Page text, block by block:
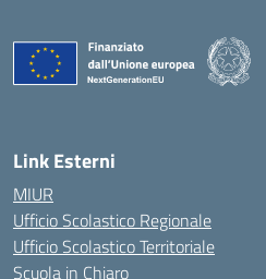
Link Esterni
MIUR
Ufficio Scolastico Regionale
Ufficio Scolastico Territoriale
Scuola in Chiaro